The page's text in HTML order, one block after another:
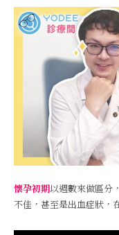
懷孕初期以週數來做區分，
不佳，甚至是出血症狀，